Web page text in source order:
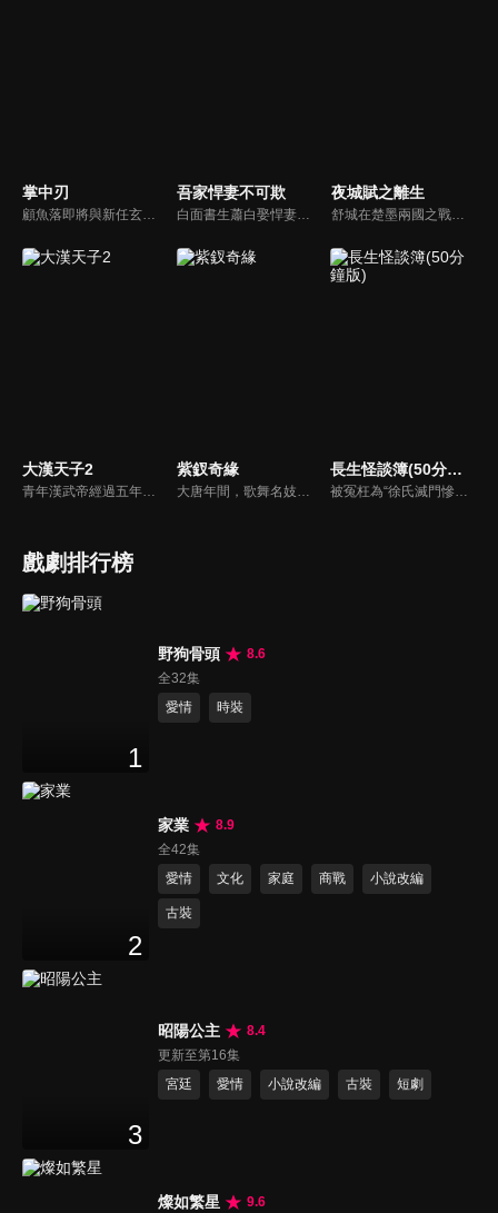
掌中刃
顧魚落即將與新任玄機閣閣主顧朝夕成婚之際，顧朝夕遭人暗殺了。為穩定局勢，魚落得找個人來假扮顧朝夕。而太子殷晝為避禍調查潛入顧家，假扮顧朝夕。殷晝人前溫柔繾綣，人後殺伐果斷，卻發現魚落的夫君竟正是當年他失蹤的大哥。各自懷揣秘密的二人從針鋒相對到互生情愫，最終心意相通。
吾家悍妻不可欺
白面書生蕭白娶悍妻徐三娘，誰知她是失憶女將軍，他是隱姓世子爺。假夫妻變真戰友，組百姓軍抗倭寇，鬥權宦，夫妻聯手揭陰謀，救孤寡，在亂世中為百姓打下一座俠義之城。
夜城賦之離生
舒城在楚墨兩國之戰中落敗，並成為了墨國五皇女莫茴的魂器。失去自我意識的舒城跟隨姐姐莫茹回到墨國，面對失而復得的妹妹，莫茹欣喜又憂慮。為了保護親人和國家她棄醫從戎，甚至為了保護莫茴不惜被砍掉一條手臂，然而這一切都阻擋不了局勢的動盪不安...
大漢天子2 紫釵奇緣 長生怪談簿(50分鐘版)
戲劇排行榜
1
野狗骨頭
8.6
全32集
愛情
時裝
2
家業
8.9
全42集
愛情
文化 家庭 商戰 小說改編
古裝
3
昭陽公主
8.4
更新至第16集
宮廷
愛情 小說改編 古裝 短劇
燦如繁星
9.6